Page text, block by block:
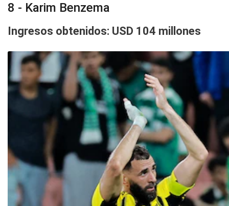
8 - Karim Benzema
Ingresos obtenidos: USD 104 millones